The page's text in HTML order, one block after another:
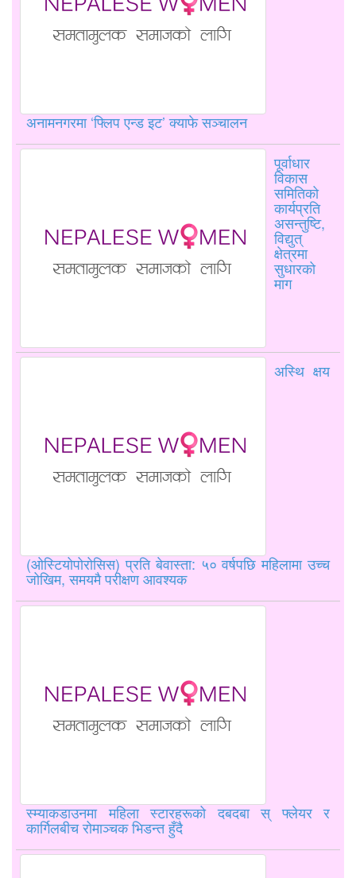
अनामनगरमा ‘फ्लिप एन्ड इट’ क्याफे सञ्चालन
पूर्वाधार
विकास
समितिको
कार्यप्रति
असन्तुष्टि,
विद्युत्
क्षेत्रमा
सुधारको
माग
अस्थि क्षय
(ओस्टियोपोरोसिस) प्रति बेवास्ता: ५० वर्षपछि महिलामा उच्च
जोखिम, समयमै परीक्षण आवश्यक
स्म्याकडाउनमा महिला स्टारहरूको दबदबा स् फ्लेयर र
कार्गिलबीच रोमाञ्चक भिडन्त हुँदै